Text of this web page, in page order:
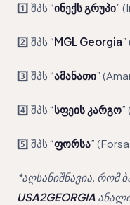
1️⃣ შპს “ინექს გრუპი”
2️⃣ შპს “MGL Georgia
3️⃣ შპს “ამანათი”
4️⃣ შპს “სფეის კარგო
5️⃣ შპს “ფორსა”
*აღსანიშნავია, რომ
USA2GEORGIA